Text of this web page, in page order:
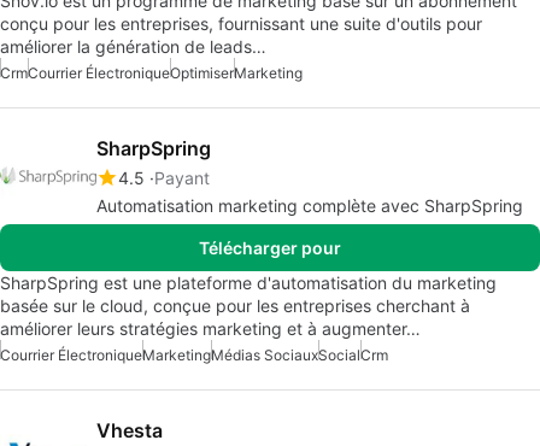
conçu pour les entreprises, fournissant une suite d'outils pour
améliorer la génération de leads…
CrmCourrier ÉlectroniqueOptimiserMarketing
SharpSpring
4.5 Payant
Automatisation marketing complète avec SharpSpring
Télécharger pour
SharpSpring est une plateforme d'automatisation du marketing
basée sur le cloud, conçue pour les entreprises cherchant à
améliorer leurs stratégies marketing et à augmenter…
Courrier ÉlectroniqueMarketingMédias SociauxSocialCrm
Vhesta